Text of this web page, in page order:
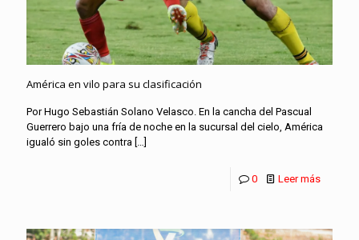
América en vilo para su clasificación
Por Hugo Sebastián Solano Velasco. En la cancha del Pascual
Guerrero bajo una fría de noche en la sucursal del cielo, América
igualó sin goles contra […]
0 Leer más